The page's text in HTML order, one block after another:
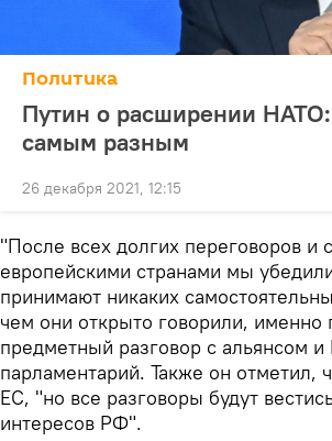
Политика
Путин о расширении
самым разным
26 декабря 2021, 12:15
"После всех долгих переговоров
европейскими странами мы
принимают никаких
чем они открыто говорили, именно
предметный разговор с альянсом
парламентарий. Также он отметил,
ЕС, "но все разговоры будут
интересов РФ".